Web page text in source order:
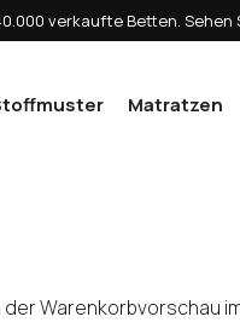
verkaufte Betten. Sehen
Matratzen
Warenkorbvorschau